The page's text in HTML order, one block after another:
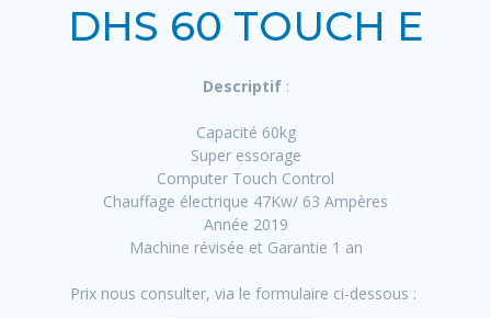
DHS 60 TOUCH E
Descriptif:
Capacité 60kg
Super essorage
Computer Touch Control
Chauffage électrique 47Kw/ 63 Ampères
Année 2019
Machine révisée et Garantie 1 an
Prix nous consulter, via le formulaire ci-dessous :